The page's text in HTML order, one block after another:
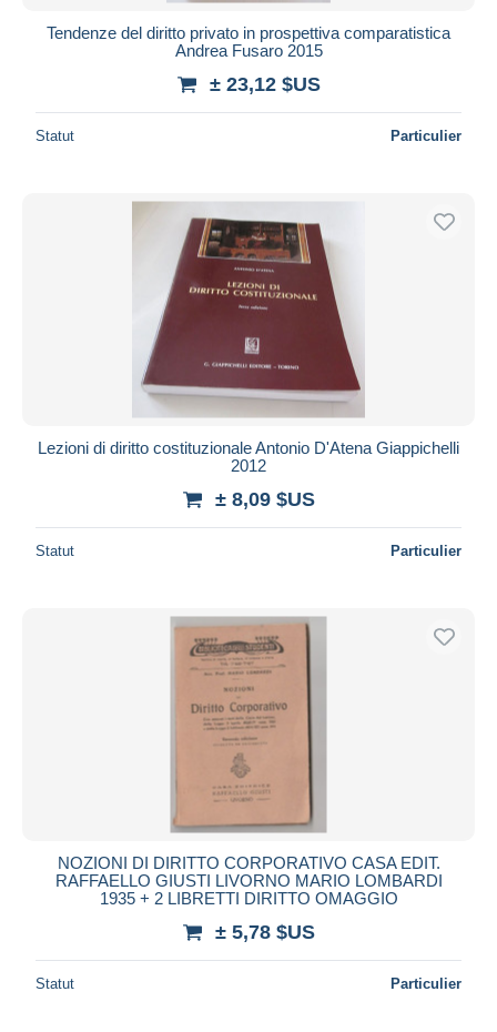
Tendenze del diritto privato in prospettiva comparatistica
Andrea Fusaro 2015
± 23,12 $US
Statut Particulier
Lezioni di diritto costituzionale Antonio D'Atena Giappichelli
2012
± 8,09 $US
Statut Particulier
NOZIONI DI DIRITTO CORPORATIVO CASA EDIT.
RAFFAELLO GIUSTI LIVORNO MARIO LOMBARDI
1935 + 2 LIBRETTI DIRITTO OMAGGIO
± 5,78 $US
Statut Particulier